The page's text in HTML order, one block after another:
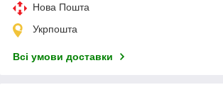
Нова Пошта
Укрпошта
Всі умови доставки